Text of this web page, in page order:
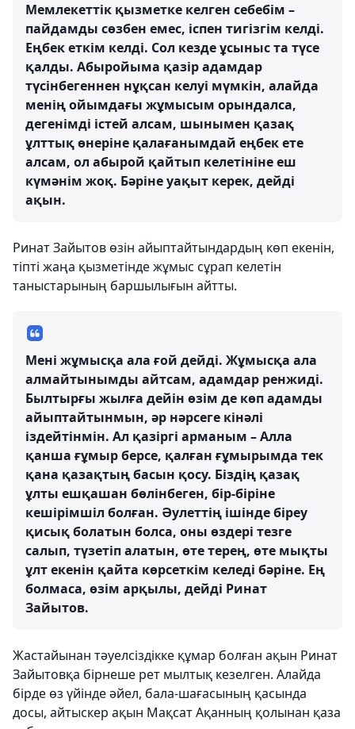
Мемлекеттік қызметке келген себебім –
пайдамды сөзбен емес, іспен тигізгім келді.
Еңбек еткім келді. Сол кезде ұсыныс та түсе
қалды. Абыройыма қазір адамдар
түсінбегеннен нұқсан келуі мүмкін, алайда
менің ойымдағы жұмысым орындалса,
дегенімді істей алсам, шынымен қазақ
ұлттық өнеріне қалағанымдай еңбек ете
алсам, ол абырой қайтып келетініне еш
күмәнім жоқ. Бәріне уақыт керек, дейді
ақын.
Ринат Зайытов өзін айыптайтындардың көп екенін,
тіпті жаңа қызметінде жұмыс сұрап келетін
таныстарының баршылығын айтты.
Мені жұмысқа ала ғой дейді. Жұмысқа ала
алмайтынымды айтсам, адамдар ренжиді.
Былтырғы жылға дейін өзім де көп адамды
айыптайтынмын, әр нәрсеге кінәлі
іздейтінмін. Ал қазіргі арманым – Алла
қанша ғұмыр берсе, қалған ғұмырымда тек
қана қазақтың басын қосу. Біздің қазақ
ұлты ешқашан бөлінбеген, бір-біріне
кешірімшіл болған. Әулеттің ішінде біреу
қисық болатын болса, оны өздері тезге
салып, түзетіп алатын, өте терең, өте мықты
ұлт екенін қайта көрсеткім келеді бәріне. Ең
болмаса, өзім арқылы, дейді Ринат
Зайытов.
Жастайынан тәуелсіздікке құмар болған ақын Ринат
Зайытовқа бірнеше рет мылтық кезелген. Алайда
бірде өз үйінде әйел, бала-шағасының қасында
досы, айтыскер ақын Мақсат Ақанның қолынан қаза